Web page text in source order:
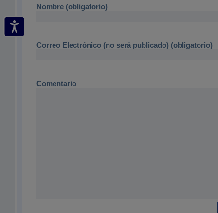
Nombre (obligatorio)
Correo Electrónico (no será publicado) (obligatorio)
Comentario